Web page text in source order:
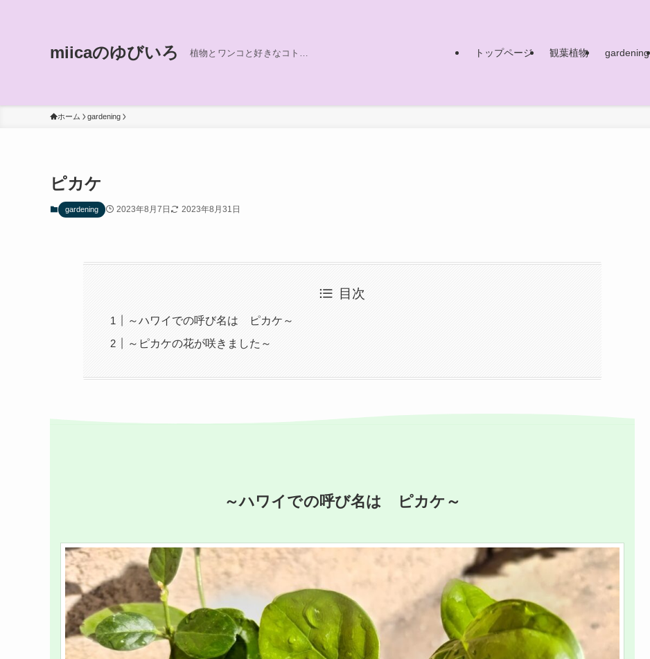
miicaのゆびいろ 植物とワンコと好きなコト… トップページ 観葉植物 gardening
ホーム gardening
ピカケ
gardening 2023年8月7日 2023年8月31日
目次
～ハワイでの呼び名は ピカケ～
～ピカケの花が咲きました～
～ハワイでの呼び名は ピカケ～